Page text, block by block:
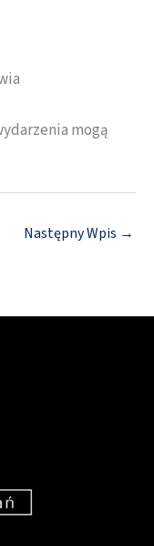
mogą
Następny Wpis →